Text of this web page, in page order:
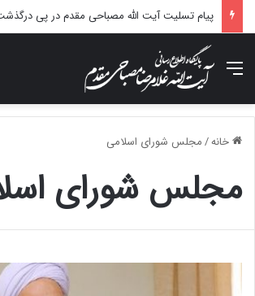
منو
خانه/مجلس شورای اسلامی
مجلس شورای